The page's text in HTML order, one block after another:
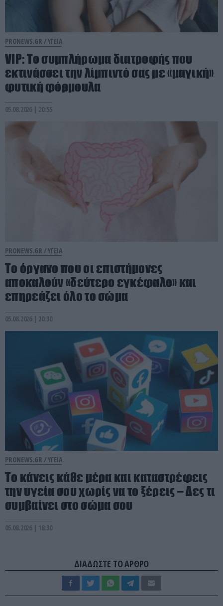
PRONEWS.GR /ΥΓΕΙΑ
VIP: To συμπλήρωμα διατροφής που
εκτινάσσει την λίμπιντό σας με «μαγική»
φυτική φόρμουλα
05.08.2026 | 20:55
PRONEWS.GR /ΥΓΕΙΑ
Το όργανο που οι επιστήμονες
αποκαλούν «δεύτερο εγκέφαλο» και
επηρεάζει όλο το σώμα
05.08.2026 | 20:30
PRONEWS.GR /ΥΓΕΙΑ
Το κάνεις κάθε μέρα και καταστρέφεις
την υγεία σου χωρίς να το ξέρεις – Δες τι
συμβαίνει στο σώμα σου
05.08.2026 | 18:30
ΔΙΑΔΩΣΤΕ ΤΟ ΑΡΘΡΟ